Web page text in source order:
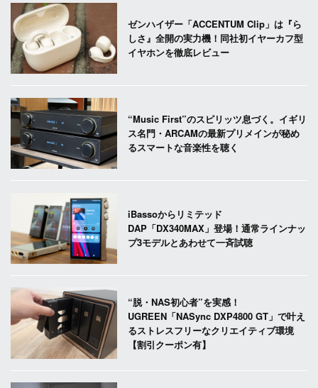
ゼンハイザー「ACCENTUM Clip」は『ら
しさ』全開の実力機！同社初イヤーカフ型
イヤホンを徹底レビュー
“Music First”のスピリッツ息づく。イギリ
ス名門・ARCAMの最新プリメインが秘め
るスマートな音楽性を聴く
iBassoからリミテッド
DAP「DX340MAX」登場！通常ラインナッ
プ3モデルとあわせて一斉試聴
“脱・NAS初心者”を実感！
UGREEN「NASync DXP4800 GT」で叶え
るストレスフリーなクリエイティブ環境
【割引クーポン有】